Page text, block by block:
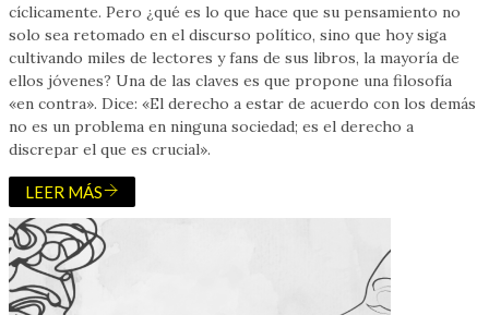
cíclicamente. Pero ¿qué es lo que hace que su pensamiento no
solo sea retomado en el discurso político, sino que hoy siga
cultivando miles de lectores y fans de sus libros, la mayoría de
ellos jóvenes? Una de las claves es que propone una filosofía
«en contra». Dice: «El derecho a estar de acuerdo con los demás
no es un problema en ninguna sociedad; es el derecho a
discrepar el que es crucial».
LEER MÁS